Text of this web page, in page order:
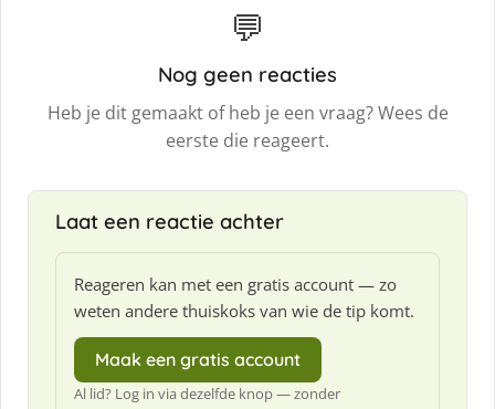
💬
Nog geen reacties
Heb je dit gemaakt of heb je een vraag? Wees de
eerste die reageert.
Laat een reactie achter
Reageren kan met een gratis account — zo
weten andere thuiskoks van wie de tip komt.
Maak een gratis account
Al lid? Log in via dezelfde knop — zonder